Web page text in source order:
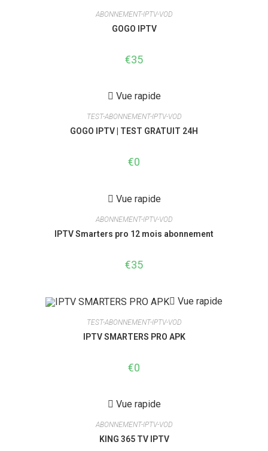
ABONNEMENT-IPTV-VOD
GOGO IPTV
€35
Vue rapide
TEST-ABONNEMENT-IPTV-VOD
GOGO IPTV | TEST GRATUIT 24H
€0
Vue rapide
ABONNEMENT-IPTV-VOD
IPTV Smarters pro 12 mois abonnement
€35
Vue rapide
TEST-ABONNEMENT-IPTV-VOD
IPTV SMARTERS PRO APK
€0
Vue rapide
ABONNEMENT-IPTV-VOD
KING 365 TV IPTV